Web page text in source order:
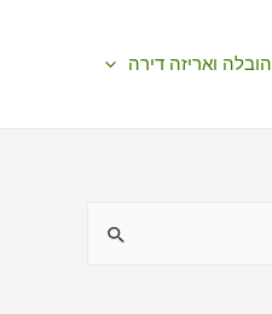
הובלה ואריזה דירה